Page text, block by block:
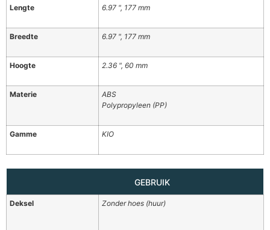
Lengte 6.97 ", 177 mm
Breedte 6.97 ", 177 mm
Hoogte 2.36 ", 60 mm
Materie
ABS
Polypropyleen (PP)
Gamme KIO
GEBRUIK
Deksel Zonder hoes (huur)